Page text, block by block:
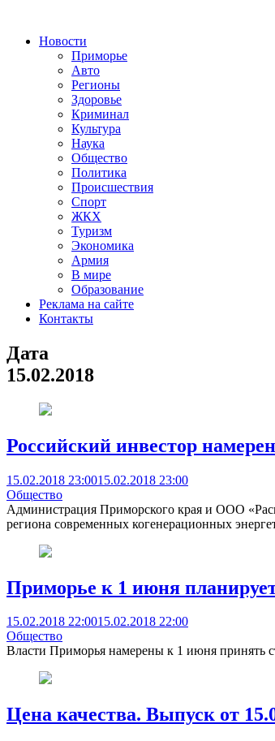
Новости
Приморье
Авто
Регионы
Здоровье
Криминал
Культура
Наука
Общество
Политика
Происшествия
Спорт
ЖКХ
Туризм
Экономика
Армия
В мире
Образование
Реклама на сайте
Контакты
Дата
15.02.2018
Российский инвестор
15.02.2018 23:0015.02.2018 23:00
Общество
Администрация Приморского края и ООО
региона современных когенерационных
Приморье к 1 июня планирует
15.02.2018 22:0015.02.2018 22:00
Общество
Власти Приморья намерены к 1 июня принять
Цена качества. Выпуск от